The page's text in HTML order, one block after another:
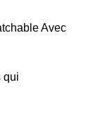
Avec
qui